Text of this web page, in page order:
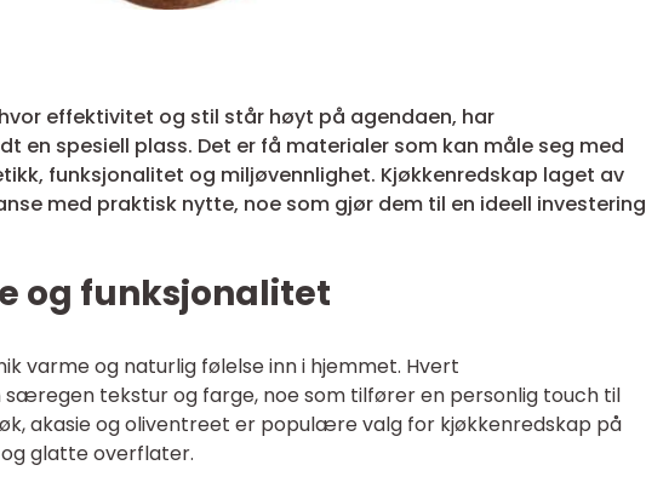
effektivitet og stil står høyt på agendaen, har
en spesiell plass. Det er få materialer som kan måle seg med
funksjonalitet og miljøvennlighet. Kjøkkenredskap laget av
med praktisk nytte, noe som gjør dem til en ideell investering
og funksjonalitet
varme og naturlig følelse inn i hjemmet. Hvert
særegen tekstur og farge, noe som tilfører en personlig touch til
akasie og oliventreet er populære valg for kjøkkenredskap på
glatte overflater.